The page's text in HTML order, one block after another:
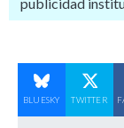
BLUESKY TWITTER